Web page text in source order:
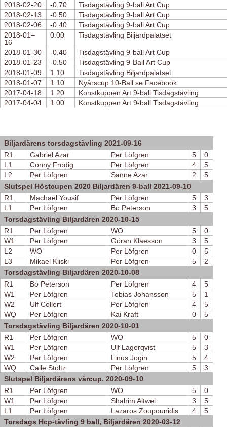
2018-02-20
-0.70
Tisdagstävling 9-ball Art Cup
2018-02-13
-0.50
Tisdagstävling 9-ball Art Cup
2018-02-06
-0.40
Tisdagstävling 9-ball Art Cup
2018-01–
16
0.00 Tisdagstävling Biljardpalatset
2018-01-30 -0.40
Tisdagstävling 9-ball Art Cup
2018-01-23
-0.50
Tisdagstävling 9-Ball Art Cup
2018-01-09
1.10
Tisdagstävling Biljardpalatset
2018-01-07
1.10
Nyårscup 10-Ball se Facebook
2017-04-18
1.20
Konstkuppen Art 9-ball Tisdagstävling
2017-04-04
1.00 Konstkuppen Art 9-ball Tisdagstävling
Biljardärens torsdagstävling 2021-09-16
R1
Gabriel Azar Per Löfgren 5
0
L1
Conny Frodig Per Löfgren 4
5
L2
Per Löfgren Sanne Azar 2
5
Slutspel Höstcupen 2020 Biljardären 9-ball 2021-09-10
R1
Machael Yousif Per Löfgren 5
3
L1
Per Löfgren Bo Peterson 3
5
Torsdagstävling Biljardären 2020-10-15
R1
Per Löfgren WO 5
0
W1
Per Löfgren Göran Klaesson 3
5
L2
WO Per Löfgren 0
5
L3
Mikael Kiiski Per Löfgren 5
2
Torsdagstävling Biljardären 2020-10-08
R1
Bo Peterson Per Löfgren 4
5
W1
Per Löfgren Tobias Johansson 5
1
W2
Ulf Collert Per Löfgren 4
5
WQ
Per Löfgren Kai Kraft 0
5
Torsdagstävling Biljardären 2020-10-01
R1
Per Löfgren WO 5
0
W1
Per Löfgren Ulf Lagerqvist 5
3
W2
Per Löfgren Linus Jogin 5
4
WQ
Calle Stoltz Per Löfgren 5
3
Slutspel Biljardärens vårcup. 2020-09-10
R1
Per Löfgren WO 5
0
W1
Per Löfgren Shahim Altwel 3
5
L1
Per Löfgren Lazaros Zoupounidis 4
5
Torsdags Hcp-tävling 9 ball, Biljardären 2020-03-12